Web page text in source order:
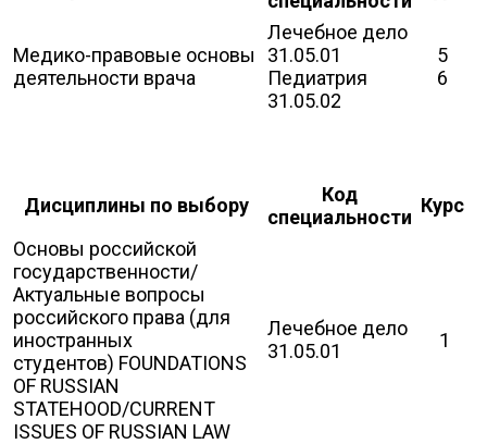
Медико-правовые основы
деятельности врача
Лечебное дело
31.05.01
Педиатрия
31.05.02
5
6
Дисциплины по выбору
Код
специальности
Курс
Основы российской
государственности/
Актуальные вопросы
российского права (для
иностранных
студентов) FOUNDATIONS
OF RUSSIAN
STATEHOOD/CURRENT
ISSUES OF RUSSIAN LAW
Лечебное дело
31.05.01
1